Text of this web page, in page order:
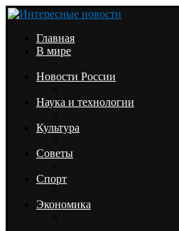
Главная
В мире
Новости России
Наука и технологии
Культура
Советы
Спорт
Экономика